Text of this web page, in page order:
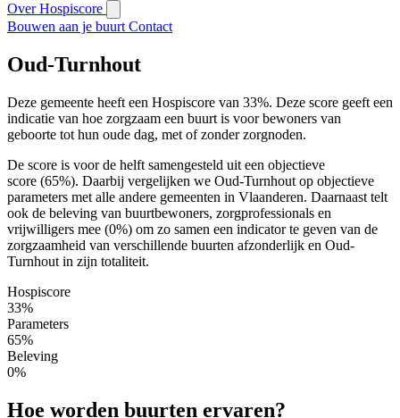
Over Hospiscore
Bouwen aan je buurt Contact
Oud-Turnhout
Deze gemeente heeft een Hospiscore van 33%. Deze score geeft een
indicatie van hoe zorgzaam een buurt is voor bewoners van
geboorte tot hun oude dag, met of zonder zorgnoden.
De score is voor de helft samengesteld uit een objectieve
score (65%). Daarbij vergelijken we Oud-Turnhout op objectieve
parameters met alle andere gemeenten in Vlaanderen. Daarnaast telt
ook de beleving van buurtbewoners, zorgprofessionals en
vrijwilligers mee (0%) om zo samen een indicator te geven van de
zorgzaamheid van verschillende buurten afzonderlijk en Oud-
Turnhout in zijn totaliteit.
Hospiscore
33%
Parameters
65%
Beleving
0%
Hoe worden buurten ervaren?